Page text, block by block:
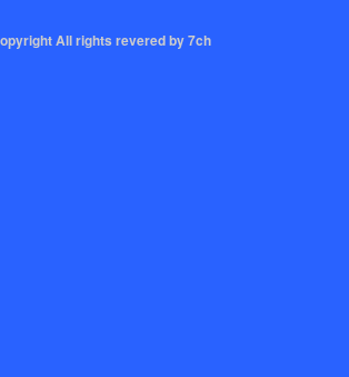
All rights revered by 7ch